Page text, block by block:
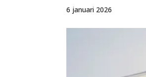
6 januari 2026